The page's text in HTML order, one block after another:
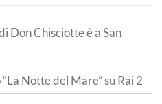
Don Chisciotte è a San
Notte del Mare” su Rai 2